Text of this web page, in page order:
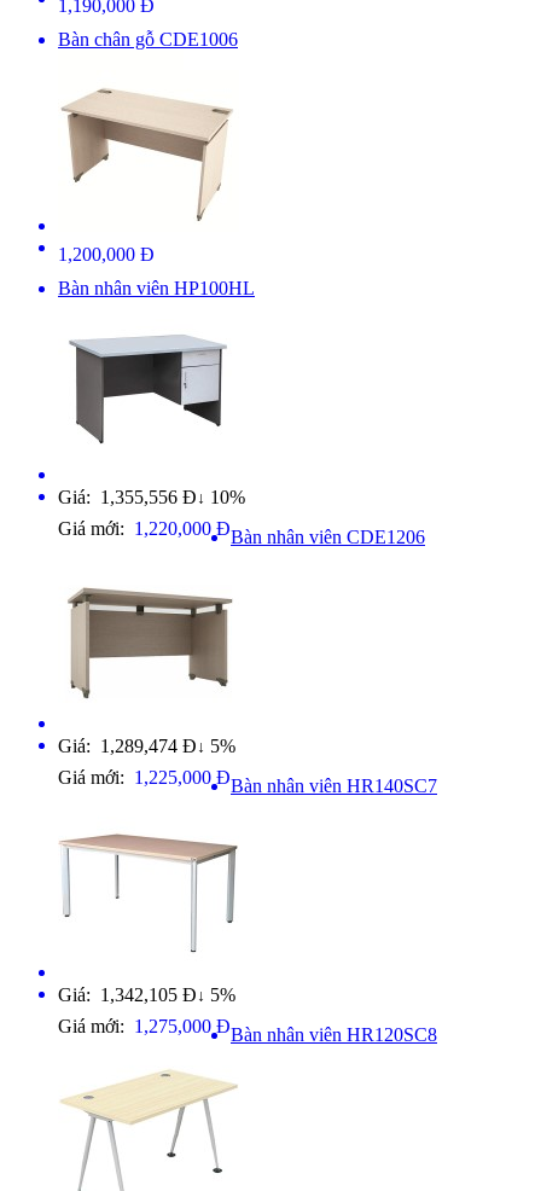
1,190,000 Đ
Bàn chân gỗ CDE1006
1,200,000 Đ
Bàn nhân viên HP100HL
Giá: 1,355,556 Đ ↓ 10%
Giá mới: 1,220,000 ĐBàn nhân viên CDE1206
Giá: 1,289,474 Đ ↓ 5%
Giá mới: 1,225,000 ĐBàn nhân viên HR140SC7
Giá: 1,342,105 Đ ↓ 5%
Giá mới: 1,275,000 ĐBàn nhân viên HR120SC8